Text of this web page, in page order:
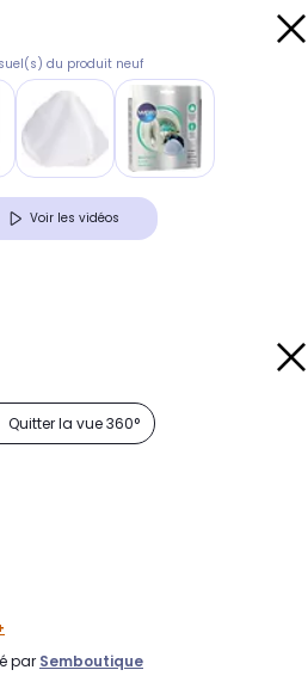
du produit neuf
Voir les vidéos
Quitter la vue 360°
par Semboutique